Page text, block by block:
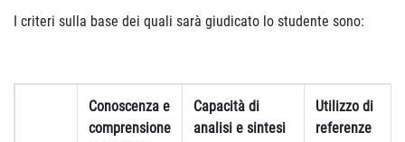
I criteri sulla base dei quali sarà giudicato lo studente sono:
Conoscenza e
comprensione
Capacità di
analisi e sintesi
Utilizzo di
referenze